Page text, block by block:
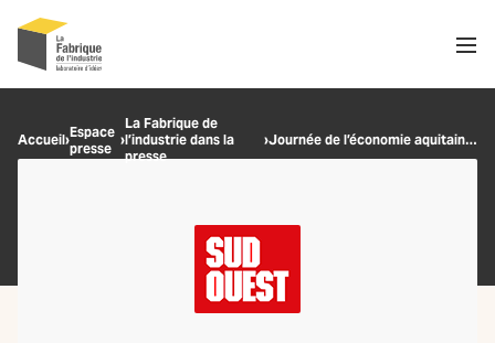
OK
Accueil›Espace
presse ›
La Fabrique de
l’industrie dans la
presse
› Journée de l’économie aquitaine: les leviers du changement